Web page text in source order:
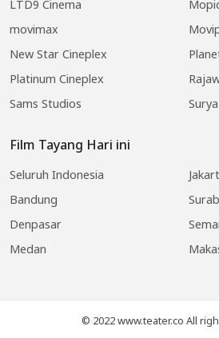
LTD9 Cinema
movimax
New Star Cineplex
Platinum Cineplex
Sams Studios
Film Tayang Hari ini
Seluruh Indonesia
Bandung
Denpasar
Medan
© 2022 www.teater.co All